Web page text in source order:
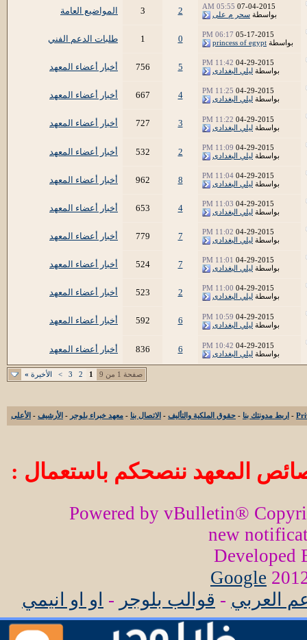
07-04-2015
05:55 AM
بواسطة سحر م على 2
3 المواضيع العامة
05-17-2015
06:17 PM
بواسطة princess of egypt
0
1 طلبات الدعم الفني
04-29-2015
11:42 PM
بواسطة ليلي البغدادى 5
756 أخبار أعضاء المعهد
04-29-2015
11:25 PM
بواسطة ليلي البغدادى 4
667 أخبار أعضاء المعهد
04-29-2015
11:22 PM
بواسطة ليلي البغدادى 3
727 أخبار أعضاء المعهد
04-29-2015
11:09 PM
بواسطة ليلي البغدادى 2
532 أخبار أعضاء المعهد
04-29-2015
11:04 PM
بواسطة ليلي البغدادى 8
962 أخبار أعضاء المعهد
04-29-2015
11:03 PM
بواسطة ليلي البغدادى 4
653 أخبار أعضاء المعهد
04-29-2015
11:02 PM
بواسطة ليلي البغدادى 7
779 أخبار أعضاء المعهد
04-29-2015
11:01 PM
بواسطة ليلي البغدادى 7
524 أخبار أعضاء المعهد
04-29-2015
11:00 PM
بواسطة ليلي البغدادى 2
523 أخبار أعضاء المعهد
04-29-2015
10:59 PM
بواسطة ليلي البغدادى 6
592 أخبار أعضاء المعهد
04-29-2015
10:42 PM
بواسطة ليلي البغدادى 6
836 أخبار أعضاء المعهد
صفحة 1 من 9 1
2
3
> الأخيرة »
- اربط مدونتك بنا - حقوق الملكية والتأليف - الاتصال بنا - معهد خبراء بلوجر - الأرشيف - الأعلى
المعهد ننصحكم باستعمال :
Powered by vBulletin®
new
Developed
Google
العربي - قوالب بلوجر - او او انيمي